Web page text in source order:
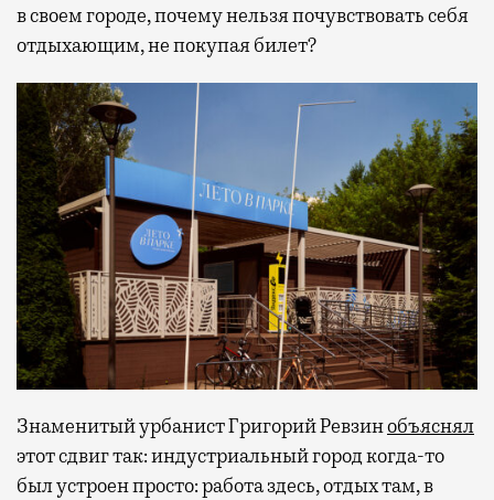
в своем городе, почему нельзя почувствовать себя
отдыхающим, не покупая билет?
Знаменитый урбанист Григорий Ревзинобъяснял
этот сдвиг так: индустриальный город когда-то
был устроен просто: работа здесь, отдых там, в